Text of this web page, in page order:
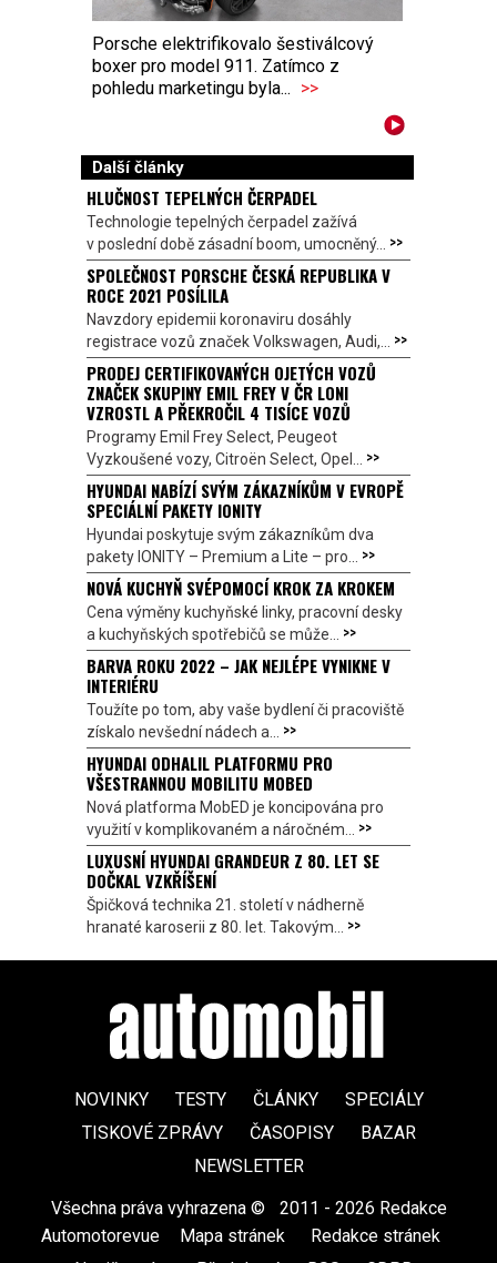
Porsche elektrifikovalo šestiválcový
boxer pro model 911. Zatímco z
pohledu marketingu byla... >>
Další články
HLUČNOST TEPELNÝCH ČERPADEL
Technologie tepelných čerpadel zažívá
v poslední době zásadní boom, umocněný... >>
SPOLEČNOST PORSCHE ČESKÁ REPUBLIKA V
ROCE 2021 POSÍLILA
Navzdory epidemii koronaviru dosáhly
registrace vozů značek Volkswagen, Audi,... >>
PRODEJ CERTIFIKOVANÝCH OJETÝCH VOZŮ
ZNAČEK SKUPINY EMIL FREY V ČR LONI
VZROSTL A PŘEKROČIL 4 TISÍCE VOZŮ
Programy Emil Frey Select, Peugeot
Vyzkoušené vozy, Citroën Select, Opel... >>
HYUNDAI NABÍZÍ SVÝM ZÁKAZNÍKŮM V EVROPĚ
SPECIÁLNÍ PAKETY IONITY
Hyundai poskytuje svým zákazníkům dva
pakety IONITY – Premium a Lite – pro... >>
NOVÁ KUCHYŇ SVÉPOMOCÍ KROK ZA KROKEM
Cena výměny kuchyňské linky, pracovní desky
a kuchyňských spotřebičů se může... >>
BARVA ROKU 2022 – JAK NEJLÉPE VYNIKNE V
INTERIÉRU
Toužíte po tom, aby vaše bydlení či pracoviště
získalo nevšední nádech a... >>
HYUNDAI ODHALIL PLATFORMU PRO
VŠESTRANNOU MOBILITU MOBED
Nová platforma MobED je koncipována pro
využití v komplikovaném a náročném... >>
LUXUSNÍ HYUNDAI GRANDEUR Z 80. LET SE
DOČKAL VZKŘÍŠENÍ
Špičková technika 21. století v nádherně
hranaté karoserii z 80. let. Takovým... >>
NOVINKY TESTY ČLÁNKY
SPECIÁLY
TISKOVÉ ZPRÁVY
ČASOPISY
BAZAR
NEWSLETTER
Všechna práva vyhrazena ©
2011 - 2026 Redakce
Automotorevue
Mapa stránek Redakce stránek